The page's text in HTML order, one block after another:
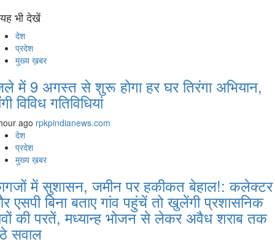
यह भी देखें
देश
प्रदेश
मुख्य ख़बर
में 9 अगस्‍त से शुरू होगा हर घर तिरंगा अभियान,
विविध गतिविधियां
ago rpkpindianews.com
देश
प्रदेश
मुख्य ख़बर
में सुशासन, जमीन पर हकीकत बेहाल!: कलेक्टर
एसपी बिना बताए गांव पहुंचें तो खुलेंगी प्रशासनिक
की परतें, मध्यान्ह भोजन से लेकर अवैध शराब तक
सवाल